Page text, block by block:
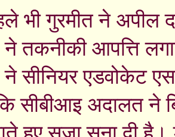
भी गुरमीत ने अपील
ने तकनीकी आपत्ति
ने सीनियर एडवोकेट
सीबीआइ अदालत ने